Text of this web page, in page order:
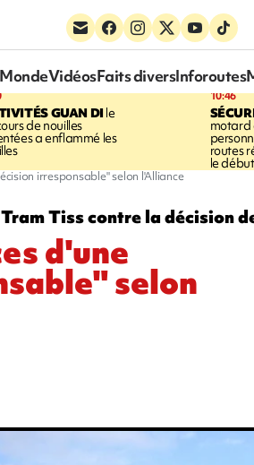
VidéosFaits diversInforoutes
GUAN DIle
de nouilles
a enflammé les
10:46
motard
routes
le
irresponsable" selon l'Alliance
Tiss contre la décision
d'une
selon